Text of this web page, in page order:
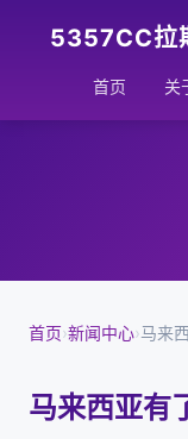
5357CC拉
首页 关
首页›新闻中心›马来
马来西亚有